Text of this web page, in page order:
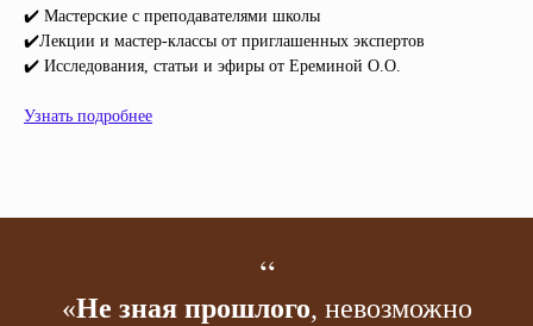
✔️ Мастерские с преподавателями школы
✔️Лекции и мастер-классы от приглашенных экспертов
✔️ Исследования, статьи и эфиры от Ереминой О.О.
Узнать подробнее
“
«Не зная прошлого, невозможно